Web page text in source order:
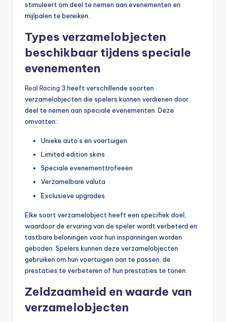
stimuleert om deel te nemen aan evenementen en
mijlpalen te bereiken.
Types verzamelobjecten
beschikbaar tijdens speciale
evenementen
Real Racing 3 heeft verschillende soorten
verzamelobjecten die spelers kunnen verdienen door
deel te nemen aan speciale evenementen. Deze
omvatten:
Unieke auto’s en voertuigen
Limited edition skins
Speciale evenementtrofeeën
Verzamelbare valuta
Exclusieve upgrades
Elke soort verzamelobject heeft een specifiek doel,
waardoor de ervaring van de speler wordt verbeterd en
tastbare beloningen voor hun inspanningen worden
geboden. Spelers kunnen deze verzamelobjecten
gebruiken om hun voertuigen aan te passen, de
prestaties te verbeteren of hun prestaties te tonen.
Zeldzaamheid en waarde van
verzamelobjecten